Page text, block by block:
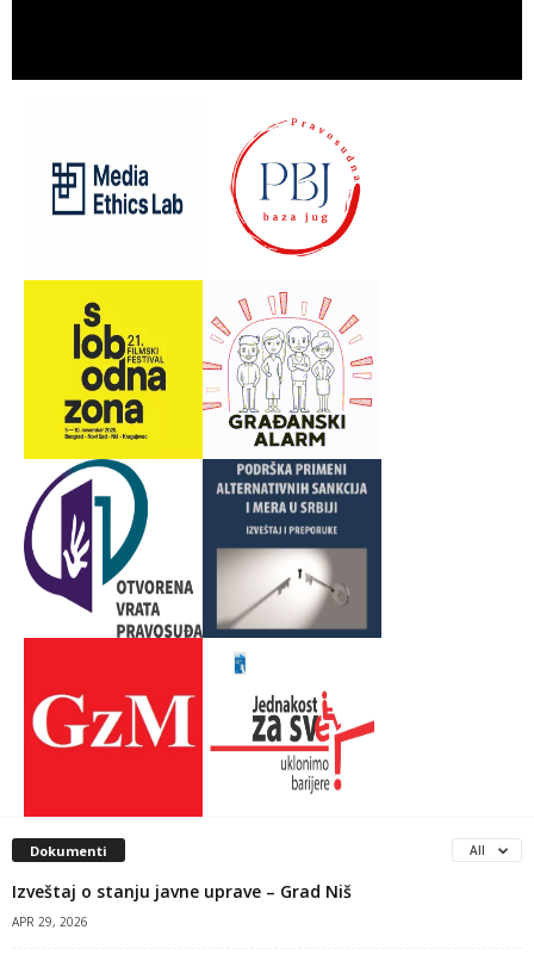
Dokumenti All
Izveštaj o stanju javne uprave – Grad Niš
APR 29, 2026